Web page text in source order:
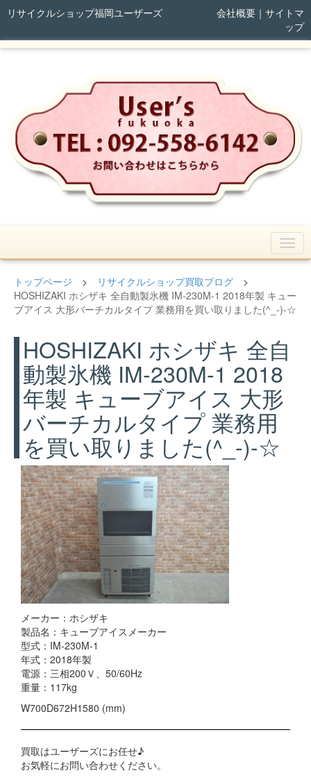
リサイクルショップ福岡ユーザーズ 会社概要｜ サイトマ
ップ
トップページ > リサイクルショップ買取ブログ >
HOSHIZAKI ホシザキ 全自動製氷機 IM-230M-1 2018年製 キュー
ブアイス 大形バーチカルタイプ 業務用を買い取りました(^_-)-☆
HOSHIZAKI ホシザキ 全自
動製氷機 IM-230M-1 2018
年製 キューブアイス 大形
バーチカルタイプ 業務用
を買い取りました(^_-)-☆
メーカー：ホシザキ
製品名：キューブアイスメーカー
型式：IM-230M-1
年式：2018年製
電源：三相200Ｖ、50/60Hz
重量：117kg
W700D672H1580 (mm)
買取はユーザーズにお任せ♪
お気軽にお問い合わせください。